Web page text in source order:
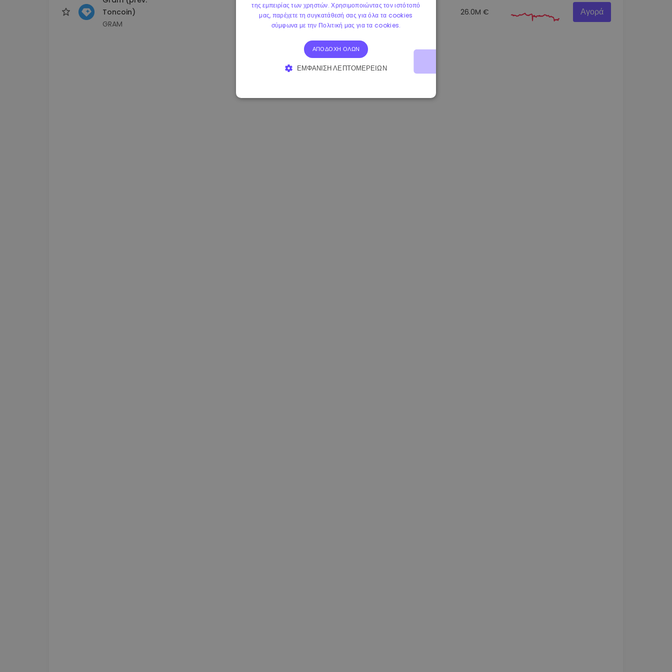
Toncoin)
GRAM
1.170000 € -1.80% 3.2B € 26.0M € Αγορά
της εμπειρίας των χρηστών. Χρησιμοποιώντας τον ιστότοπό
μας, παρέχετε τη συγκατάθεσή σας για όλα τα cookies
σύμφωνα με την Πολιτική μας για τα cookies.
ΑΠΟΔΟΧΉ ΌΛΩΝ
ΕΜΦΆΝΙΣΗ ΛΕΠΤΟΜΕΡΕΙΏΝ